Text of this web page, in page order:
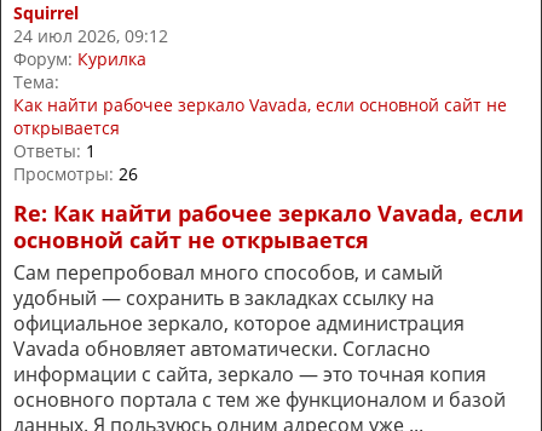
Squirrel
24 июл 2026, 09:12
Форум: Курилка
Тема:
Как найти рабочее зеркало Vavada, если основной сайт не
открывается
Ответы: 1
Просмотры: 26
Re: Как найти рабочее зеркало Vavada, если
основной сайт не открывается
Сам перепробовал много способов, и самый
удобный — сохранить в закладках ссылку на
официальное зеркало, которое администрация
Vavada обновляет автоматически. Согласно
информации с сайта, зеркало — это точная копия
основного портала с тем же функционалом и базой
данных. Я пользуюсь одним адресом уже ...